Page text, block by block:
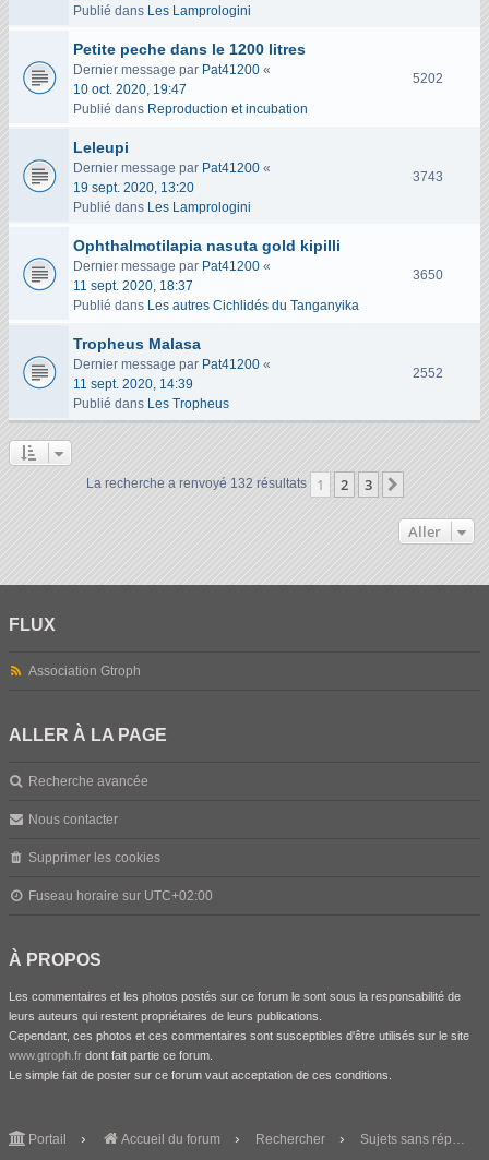
Publié dans Les Lamprologini
Petite peche dans le 1200 litres
Dernier message par Pat41200 «
10 oct. 2020, 19:47
Publié dans Reproduction et incubation
5202
Leleupi
Dernier message par Pat41200 «
19 sept. 2020, 13:20
Publié dans Les Lamprologini
3743
Ophthalmotilapia nasuta gold kipilli
Dernier message par Pat41200 «
11 sept. 2020, 18:37
Publié dans Les autres Cichlidés du Tanganyika
3650V
Tropheus Malasa
Dernier message par Pat41200 «
11 sept. 2020, 14:39
Publié dans Les Tropheus
2552
La recherche a renvoyé 132 résultats 1 2 3
Aller
FLUX
Association Gtroph
ALLER À LA PAGE
Recherche avancée
Nous contacter
Supprimer les cookies
Fuseau horaire sur UTC+02:00
À PROPOS
Les commentaires et les photos postés sur ce forum le sont sous la responsabilité de
leurs auteurs qui restent propriétaires de leurs publications.
Cependant, ces photos et ces commentaires sont susceptibles d'être utilisés sur le site
www.gtroph.fr dont fait partie ce forum.
Le simple fait de poster sur ce forum vaut acceptation de ces conditions.
Portail Accueil du forum Rechercher Sujets sans réponse